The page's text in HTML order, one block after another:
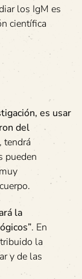
los IgM es
científica
es usar
del
tendrá
pueden
la
. En
la
y de las